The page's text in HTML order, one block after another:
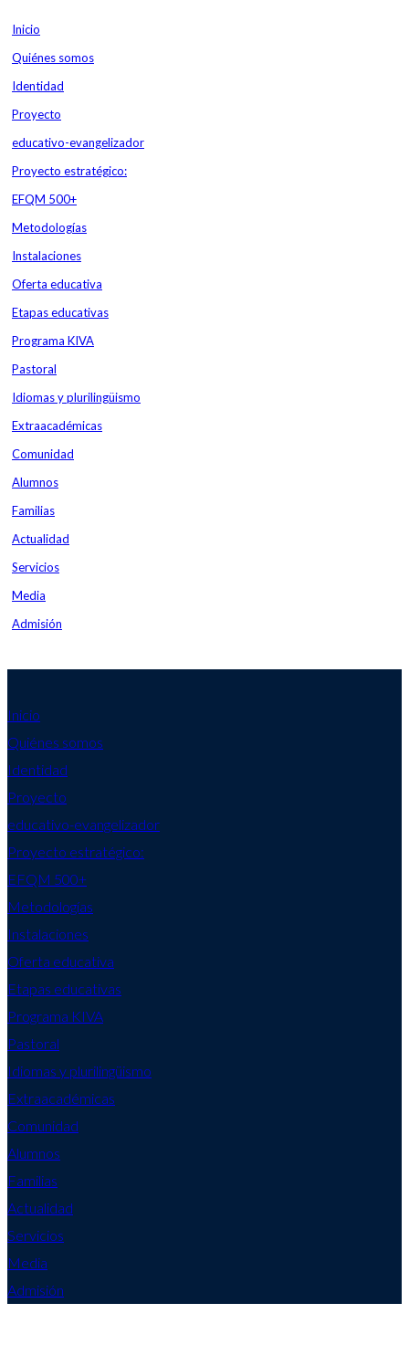
Inicio
Quiénes somos
Identidad
Proyecto
educativo-evangelizador
Proyecto estratégico:
EFQM 500+
Metodologías
Instalaciones
Oferta educativa
Etapas educativas
Programa KIVA
Pastoral
Idiomas y plurilingüismo
Extraacadémicas
Comunidad
Alumnos
Familias
Actualidad
Servicios
Media
Admisión
Inicio
Quiénes somos
Identidad
Proyecto
educativo-evangelizador
Proyecto estratégico:
EFQM 500+
Metodologías
Instalaciones
Oferta educativa
Etapas educativas
Programa KIVA
Pastoral
Idiomas y plurilingüismo
Extraacadémicas
Comunidad
Alumnos
Familias
Actualidad
Servicios
Media
Admisión